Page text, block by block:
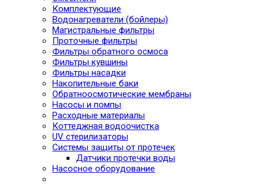
Комплектующие
Водонагреватели (бойлеры)
Магистральные фильтры
Проточные фильтры
Фильтры обратного осмоса
Фильтры кувшины
Фильтры насадки
Накопительные баки
Обратноосмотические мембраны
Насосы и помпы
Расходные материалы
Коттеджная водоочистка
UV стерилизаторы
Системы защиты от протечек
Датчики протечки воды
Насосное оборудование